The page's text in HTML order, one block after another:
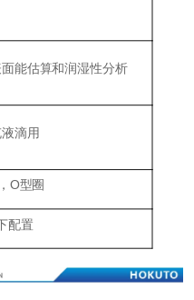
能估算和润湿性分析
滴用
O型圈
配置